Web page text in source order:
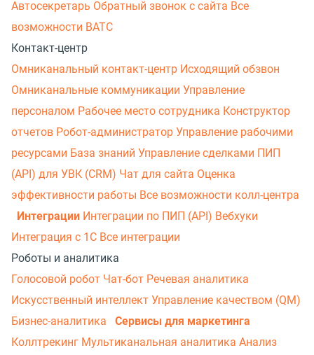
Автосекретарь Обратный звонок с сайта Все
возможности ВАТС
Контакт-центр
Омниканальный контакт-центр Исходящий обзвон
Омниканальные коммуникации Управление
персоналом Рабочее место сотрудника Конструктор
отчетов Робот-администратор Управление рабочими
ресурсами База знаний Управление сделками ПИП
(API) для УВК (CRM) Чат для сайта Оценка
эффективности работы Все возможности колл-центра
Интеграции Интеграции по ПИП (API) Вебхуки
Интеграция с 1С Все интеграции
Роботы и аналитика
Голосовой робот Чат-бот Речевая аналитика
Искусственный интеллект Управление качеством (QM)
Бизнес-аналитика
Сервисы для маркетинга
Коллтрекинг Мультиканальная аналитика Анализ